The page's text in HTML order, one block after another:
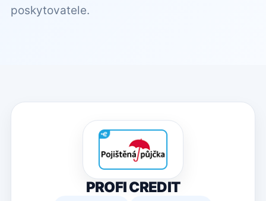
poskytovatele.
PROFI CREDIT